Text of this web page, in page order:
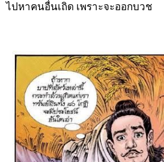
ไปหาคนอื่นเถิด เพราะจะออกบวช